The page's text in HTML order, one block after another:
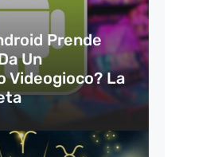
Prende
Un
Videogioco? La